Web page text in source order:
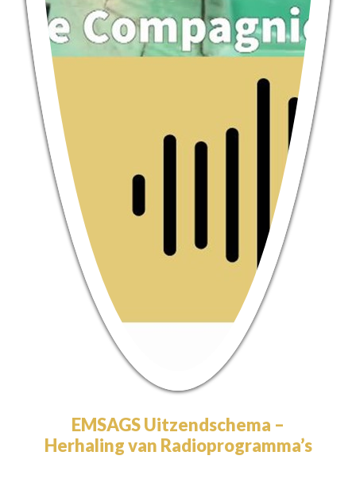
EMSAGS Uitzendschema –
Herhaling van Radioprogramma’s